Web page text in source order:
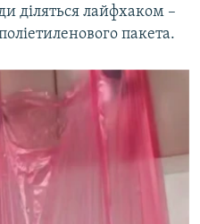
діляться лайфхаком –
пакета.